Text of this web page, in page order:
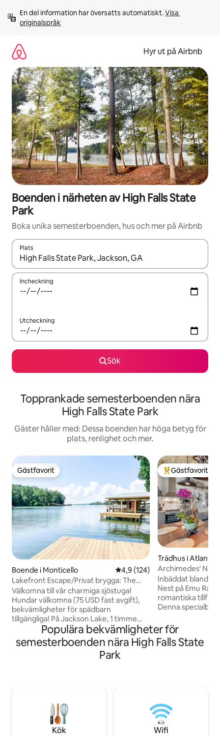
innehåll
En del information har översatts automatiskt. Visa
originalspråk
Hyr ut på Airbnb
Boenden i närheten av High Falls State
Park
Boka unika semesterboenden, hus och mer på Airbnb
Plats
När resultaten är tillgängliga kan du navigera med upp- och
Incheckning
Utcheckning
Sök
Topprankade semesterboenden nära
High Falls State Park
Gäster håller med: Dessa boenden har höga betyg för
plats, renlighet och mer.
Gästfavorit
Gästfavorit
Boende i Monticello 4,9 av 5 i genomsnittligt
4,9 (124)
Lakefront Escape/Privat brygga: The
Dogwood Cottage
Välkomna till vår charmiga sjöstuga!
Hundar välkomna (75 USD fast avgift),
bekvämligheter för spädbarn
tillgängliga! På Jackson Lake, 1 timme
från Atlanta, är vår stuga med privat
brygga (med kajaker - två vuxna och en
barnstorlek) det perfekta stället att
koppla av. Med fotoklara möbler,
droganvändning. Våra grannar förtjänar
inte att höra eller känna lukten av något
nonsens. Tack!
Populär
Gästfavorit
Trädhus i Atlanta
Archimedes' Nest
Inbäddat bland
Nest på Emu
romantiska
Denna
komplett med
för att göra din
utsikt över
Populära bekvämligheter för
semesterboenden nära High Falls State
Park
Kök Wifi